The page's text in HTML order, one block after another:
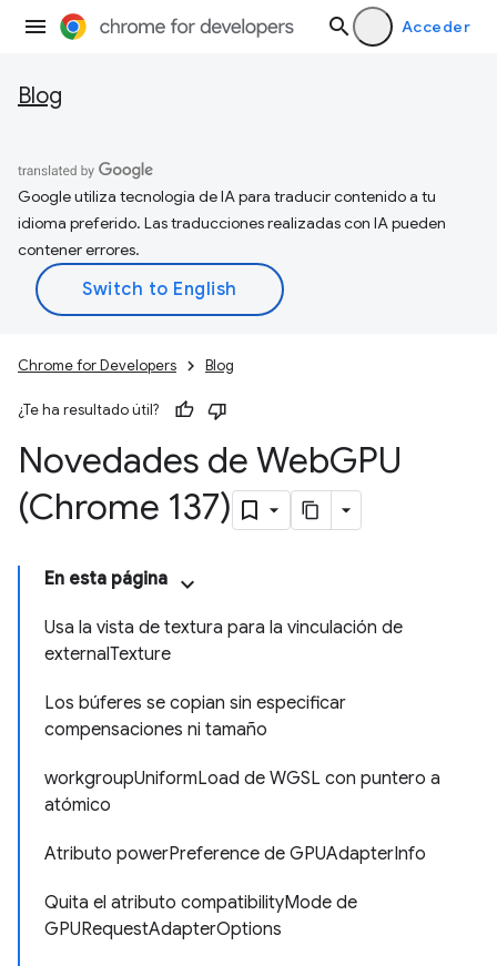
Acceder
Blog
Google utiliza tecnología de IA para traducir contenido a tu
idioma preferido. Las traducciones realizadas con IA pueden
contener errores.
Chrome for Developers Blog
¿Te ha resultado útil?
Novedades de WebGPU
(Chrome 137)
En esta página
Usa la vista de textura para la vinculación de
externalTexture
Los búferes se copian sin especificar
compensaciones ni tamaño
workgroupUniformLoad de WGSL con puntero a
atómico
Atributo powerPreference de GPUAdapterInfo
Quita el atributo compatibilityMode de
GPURequestAdapterOptions